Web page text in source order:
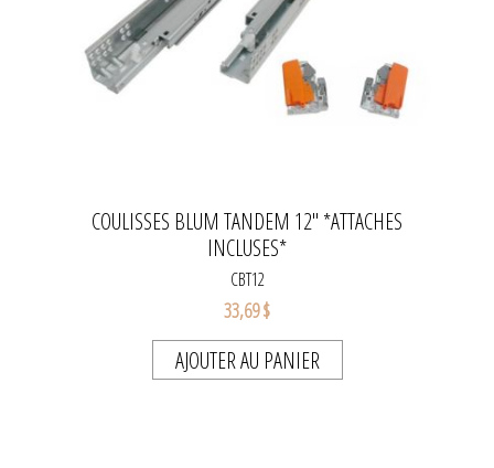
COULISSES BLUM TANDEM 12" *ATTACHES
INCLUSES*
CBT12
33,69 $
AJOUTER AU PANIER